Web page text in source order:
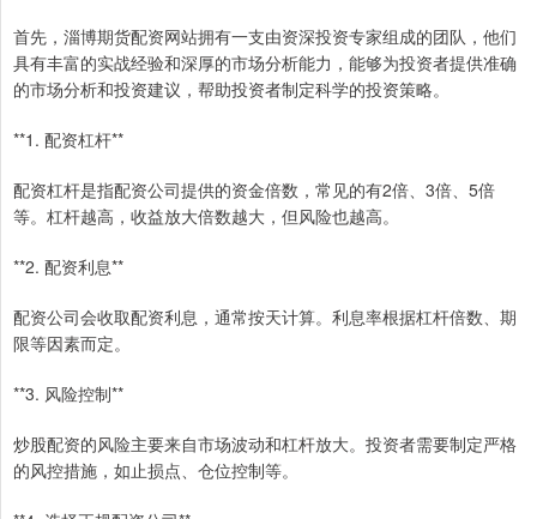
首先，淄博期货配资网站拥有一支由资深投资专家组成的团队，他们
具有丰富的实战经验和深厚的市场分析能力，能够为投资者提供准确
的市场分析和投资建议，帮助投资者制定科学的投资策略。
**1. 配资杠杆**
配资杠杆是指配资公司提供的资金倍数，常见的有2倍、3倍、5倍
等。杠杆越高，收益放大倍数越大，但风险也越高。
**2. 配资利息**
配资公司会收取配资利息，通常按天计算。利息率根据杠杆倍数、期
限等因素而定。
**3. 风险控制**
炒股配资的风险主要来自市场波动和杠杆放大。投资者需要制定严格
的风控措施，如止损点、仓位控制等。